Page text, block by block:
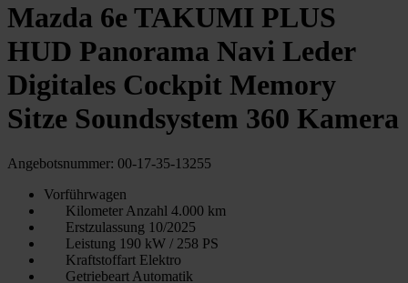
Mazda 6e TAKUMI PLUS
HUD Panorama Navi Leder
Digitales Cockpit Memory
Sitze Soundsystem 360 Kamera
Angebotsnummer: 00-17-35-13255
Vorführwagen
Kilometer Anzahl 4.000 km
Erstzulassung 10/2025
Leistung 190 kW / 258 PS
Kraftstoffart Elektro
Getriebeart Automatik